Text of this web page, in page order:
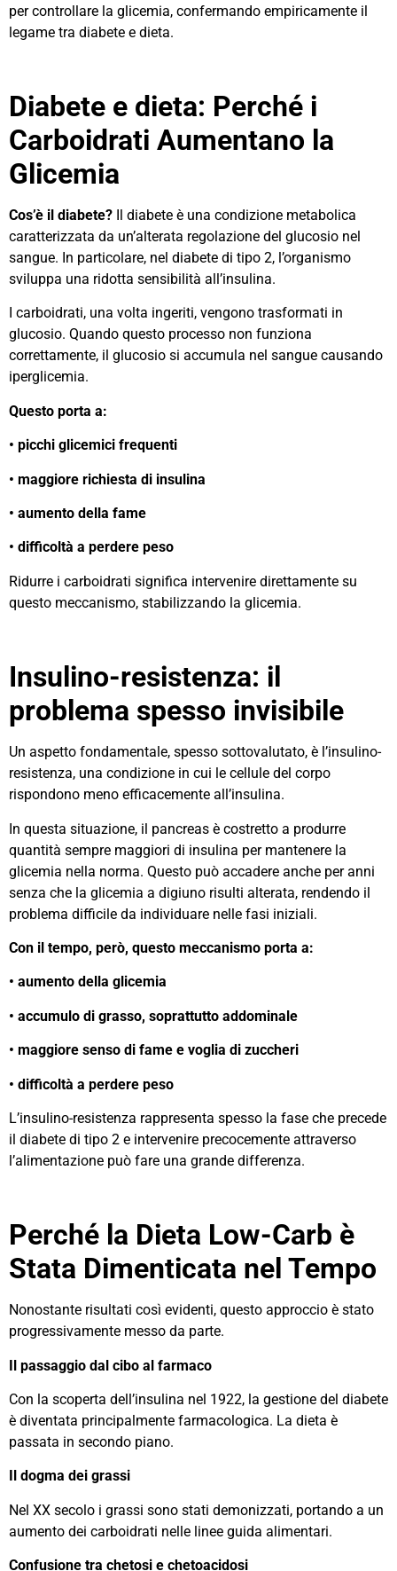
per controllare la glicemia, confermando empiricamente il
legame tra diabete e dieta.
Diabete e dieta: Perché i
Carboidrati Aumentano la
Glicemia
Cos’è il diabete? Il diabete è una condizione metabolica
caratterizzata da un’alterata regolazione del glucosio nel
sangue. In particolare, nel diabete di tipo 2, l’organismo
sviluppa una ridotta sensibilità all’insulina.
I carboidrati, una volta ingeriti, vengono trasformati in
glucosio. Quando questo processo non funziona
correttamente, il glucosio si accumula nel sangue causando
iperglicemia.
Questo porta a:
• picchi glicemici frequenti
• maggiore richiesta di insulina
• aumento della fame
• difficoltà a perdere peso
Ridurre i carboidrati significa intervenire direttamente su
questo meccanismo, stabilizzando la glicemia.
Insulino-resistenza: il
problema spesso invisibile
Un aspetto fondamentale, spesso sottovalutato, è l’insulino-
resistenza, una condizione in cui le cellule del corpo
rispondono meno efficacemente all’insulina.
In questa situazione, il pancreas è costretto a produrre
quantità sempre maggiori di insulina per mantenere la
glicemia nella norma. Questo può accadere anche per anni
senza che la glicemia a digiuno risulti alterata, rendendo il
problema difficile da individuare nelle fasi iniziali.
Con il tempo, però, questo meccanismo porta a:
• aumento della glicemia
• accumulo di grasso, soprattutto addominale
• maggiore senso di fame e voglia di zuccheri
• difficoltà a perdere peso
L’insulino-resistenza rappresenta spesso la fase che precede
il diabete di tipo 2 e intervenire precocemente attraverso
l’alimentazione può fare una grande differenza.
Perché la Dieta Low-Carb è
Stata Dimenticata nel Tempo
Nonostante risultati così evidenti, questo approccio è stato
progressivamente messo da parte.
Il passaggio dal cibo al farmaco
Con la scoperta dell’insulina nel 1922, la gestione del diabete
è diventata principalmente farmacologica. La dieta è
passata in secondo piano.
Il dogma dei grassi
Nel XX secolo i grassi sono stati demonizzati, portando a un
aumento dei carboidrati nelle linee guida alimentari.
Confusione tra chetosi e chetoacidosi